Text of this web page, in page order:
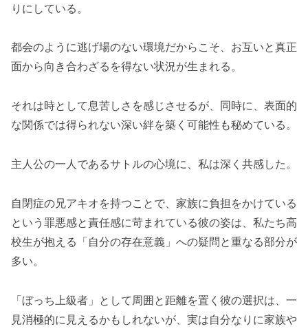
りにしている。
都会のように逃げ場のない環境だからこそ、お互いと真正
面から向き合わざるを得ない状況が生まれる。
それは時として息苦しさを感じさせるが、同時に、表面的
な関係では得られない深い絆を築く可能性も秘めている。
主人公の一人であるサトルの心境に、私は深く共感した。
自閉症の兄アキオを持つことで、家族に負担をかけている
という罪悪感と責任感に苛まれている彼の姿は、私たち高
校生が抱える「自分の存在意義」への疑問と重なる部分が
多い。
「ぼっち上級者」として周囲と距離を置く彼の選択は、一
見消極的に見えるかもしれないが、実は自分なりに家族や